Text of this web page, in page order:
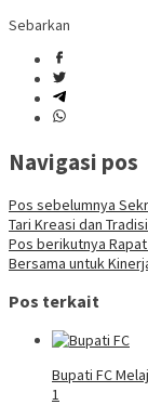
Sebarkan
Navigasi pos
Pos sebelumnya
Tari Kreasi dan
Pos berikutnya
Bersama untuk
Pos terkait
Bupati FC
1